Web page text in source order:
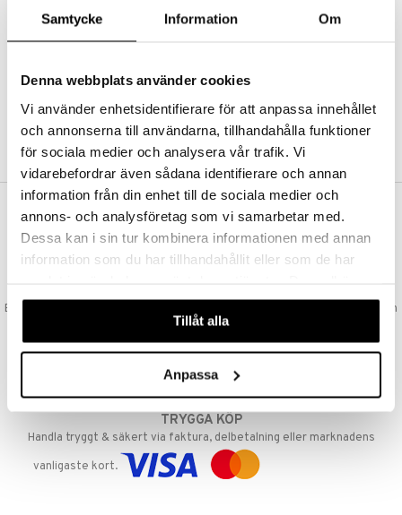
Samtycke Information Om
Denna webbplats använder cookies
Vi använder enhetsidentifierare för att anpassa innehållet
och annonserna till användarna, tillhandahålla funktioner
för sociala medier och analysera vår trafik. Vi
vidarebefordrar även sådana identifierare och annan
information från din enhet till de sociala medier och
annons- och analysföretag som vi samarbetar med.
Dessa kan i sin tur kombinera informationen med annan
information som du har tillhandahållit eller som de har
våra cookies vid fortsatt användande av vår webbplats.
Tillåt alla
Anpassa
Abonnemang
Bevaka produkter
Recensera produkter
SKAPA KUND
VAD KOSTAR FRAKTEN?
Vi erbjuder fri frakt från 350 kr. Vår gräns för fraktfri leverans bestäms
utifån vilken avdelning du handlar från. Läs mer här »
Beställningar lagda före 14:00 (gäller varor i lager) skickas normalt ut från
oss samma dag.
GODKÄND AV LÄKEMEDELSVERKET
EU-logotypen är symbolen som visar att vi är godkända av
TRYGGA KÖP
Handla tryggt & säkert via faktura, delbetalning eller marknadens
vanligaste kort.